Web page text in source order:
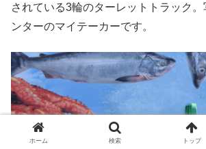
されている3輪のターレットトラック
ンターのマイテーカーです。
ホーム 検索 トップ